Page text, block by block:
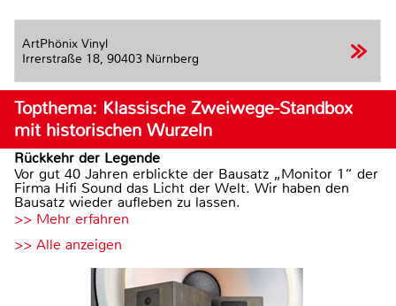
ArtPhönix Vinyl
Irrerstraße 18, 90403 Nürnberg
Topthema: Klassische Zweiwege-Standbox
mit historischen Wurzeln
Rückkehr der Legende
Vor gut 40 Jahren erblickte der Bausatz „Monitor 1“ der
Firma Hifi Sound das Licht der Welt. Wir haben den
Bausatz wieder aufleben zu lassen.
>> Mehr erfahren
>> Alle anzeigen